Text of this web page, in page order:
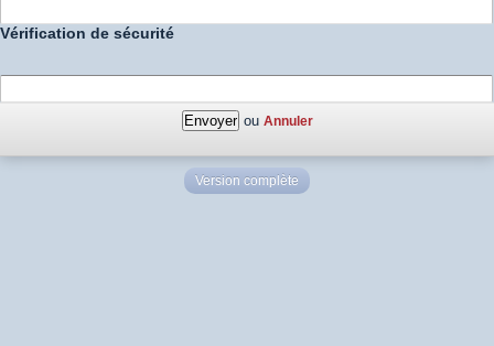
Vérification de sécurité
ou Annuler
Version complète